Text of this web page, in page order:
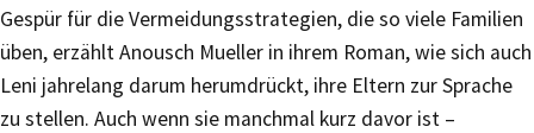
Gespür für die Vermeidungsstrategien, die so viele Familien
üben, erzählt Anousch Mueller in ihrem Roman, wie sich auch
Leni jahrelang darum herumdrückt, ihre Eltern zur Sprache
zu stellen. Auch wenn sie manchmal kurz davor ist –